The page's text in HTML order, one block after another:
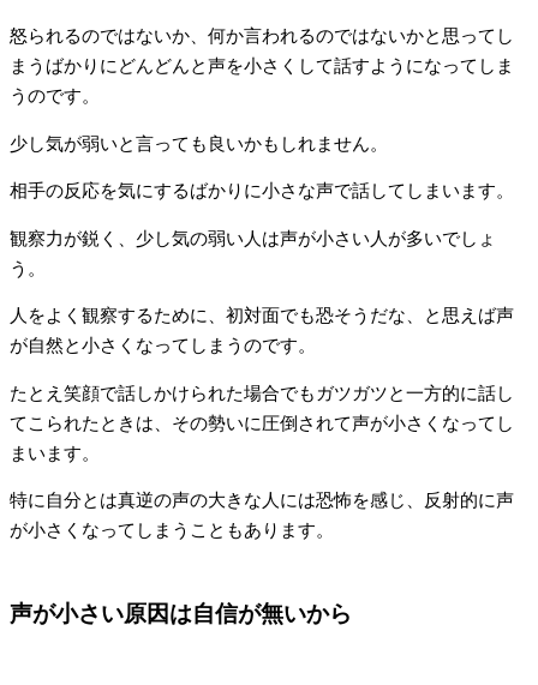
怒られるのではないか、何か言われるのではないかと思ってし
まうばかりにどんどんと声を小さくして話すようになってしま
うのです。
少し気が弱いと言っても良いかもしれません。
相手の反応を気にするばかりに小さな声で話してしまいます。
観察力が鋭く、少し気の弱い人は声が小さい人が多いでしょ
う。
人をよく観察するために、初対面でも恐そうだな、と思えば声
が自然と小さくなってしまうのです。
たとえ笑顔で話しかけられた場合でもガツガツと一方的に話し
てこられたときは、その勢いに圧倒されて声が小さくなってし
まいます。
特に自分とは真逆の声の大きな人には恐怖を感じ、反射的に声
が小さくなってしまうこともあります。
声が小さい原因は自信が無いから